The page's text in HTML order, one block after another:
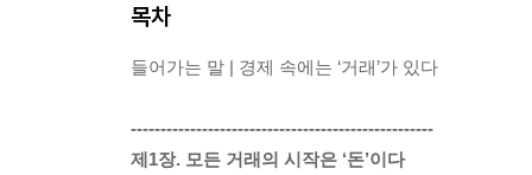
목차
들어가는 말 | 경제 속에는 ‘거래’가 있다
---------------------------------------------------
제1장. 모든 거래의 시작은 ‘돈’이다